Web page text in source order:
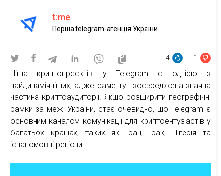
t:me
Перша telegram-агенція України
4 1
Ніша криптопроєктів у Telegram є однією з
найдинамічніших, адже саме тут зосереджена значна
частина криптоаудиторії. Якщо розширити географічні
рамки за межі України, стає очевидно, що Telegram є
основним каналом комунікації для криптоентузіастів у
багатьох країнах, таких як Іран, Ірак, Нігерія та
іспаномовні регіони.